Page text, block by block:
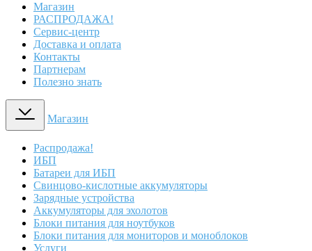
Магазин
РАСПРОДАЖА!
Сервис-центр
Доставка и оплата
Контакты
Партнерам
Полезно знать
Магазин
Распродажа!
ИБП
Батареи для ИБП
Свинцово-кислотные аккумуляторы
Зарядные устройства
Аккумуляторы для эхолотов
Блоки питания для ноутбуков
Блоки питания для мониторов и моноблоков
Услуги